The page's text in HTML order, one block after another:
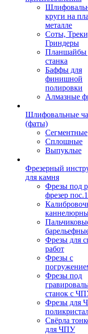
круги на
металле
Соты,
Гриндеры
Планшайбы
станка
Баффы для
финишной
полировки
Алмазные
Шлифовальные
(фаты)
Сегментные
Сплошные
Выпуклые
Фрезерный
для камня
Фрезы под
фрезер
Фрезы для
работ
Фрезы с
Фрезы под
станок с
Фрезы для
Свёрла
для ЧПУ